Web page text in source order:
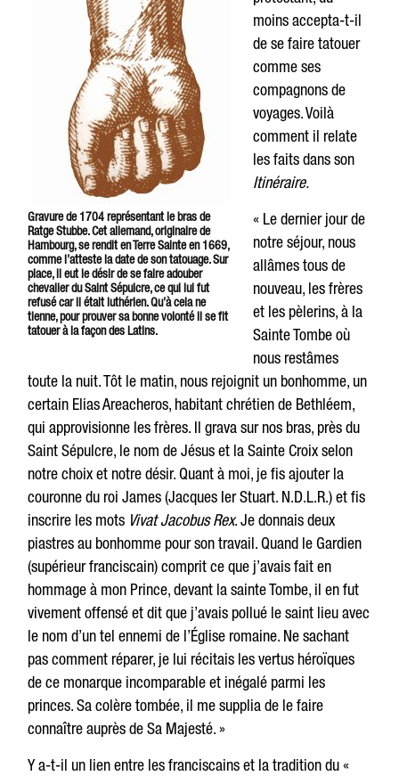
Gravure de 1704 représentant le bras de
Ratge Stubbe. Cet allemand, originaire de
Hambourg, se rendit en Terre Sainte en 1669,
comme l’atteste la date de son tatouage. Sur
place, il eut le désir de se faire adouber
chevalier du Saint Sépulcre, ce qui lui fut
refusé car il était luthérien. Qu’à cela ne
tienne, pour prouver sa bonne volonté il se fit
tatouer à la façon des Latins.
moins accepta-t-il
de se faire tatouer
comme ses
compagnons de
voyages. Voilà
comment il relate
les faits dans son
Itinéraire.
« Le dernier jour de
notre séjour, nous
allâmes tous de
nouveau, les frères
et les pèlerins, à la
Sainte Tombe où
nous restâmes
toute la nuit. Tôt le matin, nous rejoignit un bonhomme, un
certain Elias Areacheros, habitant chrétien de Bethléem,
qui approvisionne les frères. Il grava sur nos bras, près du
Saint Sépulcre, le nom de Jésus et la Sainte Croix selon
notre choix et notre désir. Quant à moi, je fis ajouter la
couronne du roi James (Jacques Ier Stuart. N.D.L.R.) et fis
inscrire les mots Vivat Jacobus Rex. Je donnais deux
piastres au bonhomme pour son travail. Quand le Gardien
(supérieur franciscain) comprit ce que j’avais fait en
hommage à mon Prince, devant la sainte Tombe, il en fut
vivement offensé et dit que j’avais pollué le saint lieu avec
le nom d’un tel ennemi de l’Église romaine. Ne sachant
pas comment réparer, je lui récitais les vertus héroïques
de ce monarque incomparable et inégalé parmi les
princes. Sa colère tombée, il me supplia de le faire
connaître auprès de Sa Majesté. »
Y a-t-il un lien entre les franciscains et la tradition du «